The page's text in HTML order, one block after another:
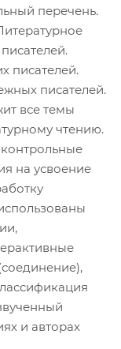
перечень.
писателей.
писателей.
все темы
чтению.
на усвоение
и авторах